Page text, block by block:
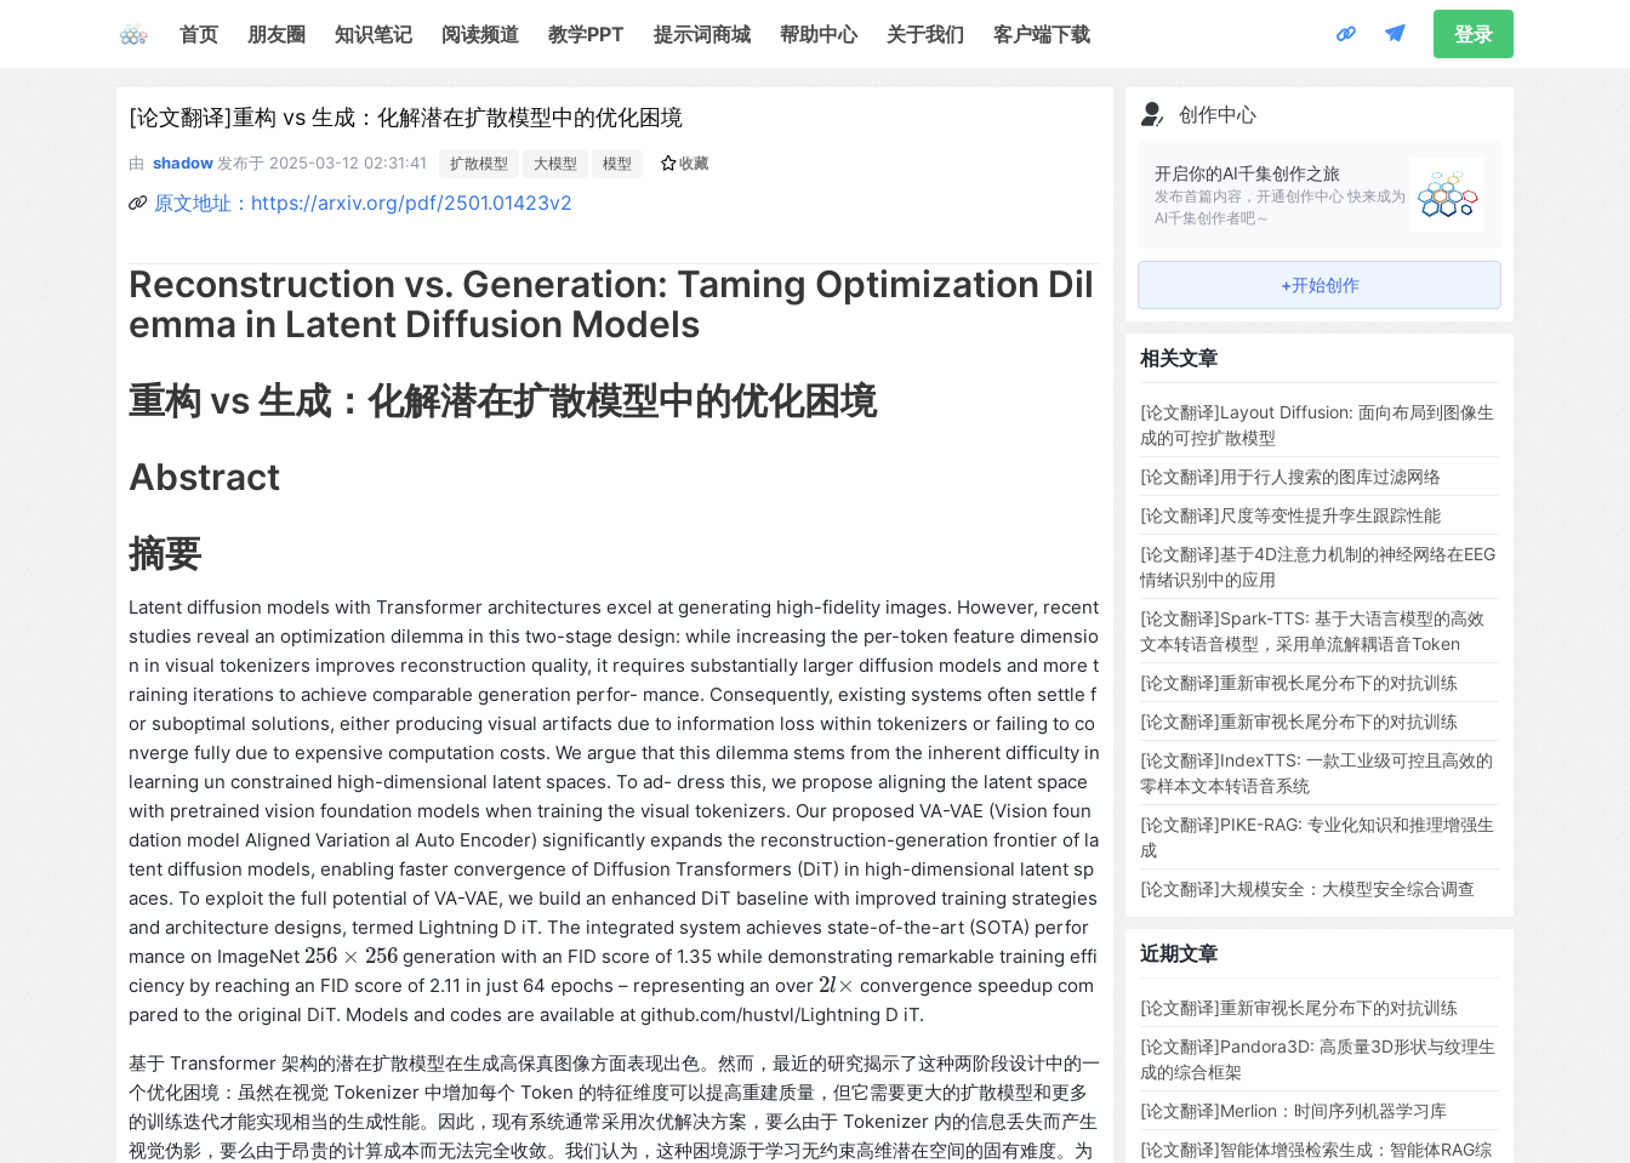
首页 朋友圈 知识笔记 阅读频道 教学PPT 提示词商城 帮助中心 关于我们 客户端下载 登录
[论文翻译]重构 vs 生成：化解潜在扩散模型中的优化困境
由 shadow 发布于 2025-03-12 02:31:41 扩散模型 大模型 模型 收藏
原文地址：https://arxiv.org/pdf/2501.01423v2
Reconstruction vs. Generation: Taming Optimization Dil
emma in Latent Diffusion Models
重构 vs 生成：化解潜在扩散模型中的优化困境
Abstract
摘要
Latent diffusion models with Transformer architectures excel at generating high-fidelity images. However, recent
studies reveal an optimization dilemma in this two-stage design: while increasing the per-token feature dimensio
n in visual tokenizers improves reconstruction quality, it requires substantially larger diffusion models and more t
raining iterations to achieve comparable generation perfor- mance. Consequently, existing systems often settle f
or suboptimal solutions, either producing visual artifacts due to information loss within tokenizers or failing to co
nverge fully due to expensive computation costs. We argue that this dilemma stems from the inherent difficulty in
learning un constrained high-dimensional latent spaces. To ad- dress this, we propose aligning the latent space
with pretrained vision foundation models when training the visual tokenizers. Our proposed VA-VAE (Vision foun
dation model Aligned Variation al Auto Encoder) significantly expands the reconstruction-generation frontier of la
tent diffusion models, enabling faster convergence of Diffusion Transformers (DiT) in high-dimensional latent sp
aces. To exploit the full potential of VA-VAE, we build an enhanced DiT baseline with improved training strategies
and architecture designs, termed Lightning D iT. The integrated system achieves state-of-the-art (SOTA) perfor
mance on ImageNet 256 × 256
256 ×256
generation with an FID score of 1.35 while demonstrating remarkable training effi
ciency by reaching an FID score of 2.11 in just 64 epochs – representing an over 2l ×
2l× convergence speedup com
pared to the original DiT. Models and codes are available at github.com/hustvl/Lightning D iT.
基于 Transformer 架构的潜在扩散模型在生成高保真图像方面表现出色。然而，最近的研究揭示了这种两阶段设计中的一
个优化困境：虽然在视觉 Tokenizer 中增加每个 Token 的特征维度可以提高重建质量，但它需要更大的扩散模型和更多
的训练迭代才能实现相当的生成性能。因此，现有系统通常采用次优解决方案，要么由于 Tokenizer 内的信息丢失而产生
视觉伪影，要么由于昂贵的计算成本而无法完全收敛。我们认为，这种困境源于学习无约束高维潜在空间的固有难度。为
创作中心
开启你的AI千集创作之旅
发布首篇内容，开通创作中心 快来成为
AI千集创作者吧～
+开始创作
相关文章
[论文翻译]Layout Diffusion: 面向布局到图像生
成的可控扩散模型
[论文翻译]用于行人搜索的图库过滤网络
[论文翻译]尺度等变性提升孪生跟踪性能
[论文翻译]基于4D注意力机制的神经网络在EEG
情绪识别中的应用
[论文翻译]Spark-TTS: 基于大语言模型的高效
文本转语音模型，采用单流解耦语音Token
[论文翻译]重新审视长尾分布下的对抗训练
[论文翻译]重新审视长尾分布下的对抗训练
[论文翻译]IndexTTS: 一款工业级可控且高效的
零样本文本转语音系统
[论文翻译]PIKE-RAG: 专业化知识和推理增强生
成
[论文翻译]大规模安全：大模型安全综合调查
近期文章
[论文翻译]重新审视长尾分布下的对抗训练
[论文翻译]Pandora3D: 高质量3D形状与纹理生
成的综合框架
[论文翻译]Merlion：时间序列机器学习库
[论文翻译]智能体增强检索生成：智能体RAG综